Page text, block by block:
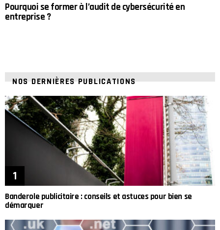
Pourquoi se former à l’audit de cybersécurité en
entreprise ?
NOS DERNIÈRES PUBLICATIONS
Banderole publicitaire : conseils et astuces pour bien se
démarquer